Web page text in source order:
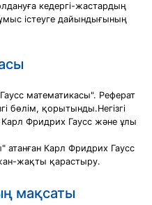
кедергі-жастардың
істеуге дайындығының
математикасы". Реферат
бөлім, қорытынды.Негізгі
Карл Фридрих Гаусс және ұлы
атанған Карл Фридрих Гаусс
жақты қарастыру.
мақсаты